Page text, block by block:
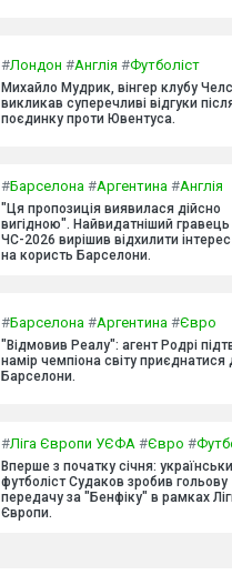
#Лондон #Англія #Футболіст
Михайло Мудрик, вінгер клубу
викликав суперечливі відгуки
поєдинку проти Ювентуса.
#Барселона #Аргентина #Англія
"Ця пропозиція виявилася дійсно
вигідною". Найвидатніший гравець
ЧС-2026 вирішив відхилити
на користь Барселони.
#Барселона #Аргентина #Євро
"Відмовив Реалу": агент Родрі
намір чемпіона світу приєднатися
Барселони.
#Ліга Європи УЄФА #Євро #
Вперше з початку січня:
футболіст Судаков зробив гольову
передачу за "Бенфіку" в рамках
Європи.